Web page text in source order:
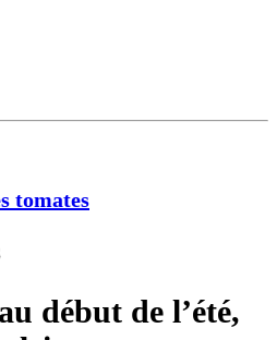
tomates
début de l’été,